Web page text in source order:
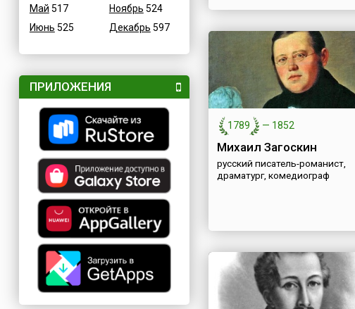
Май 517
Июнь 525
Ноябрь 524
Декабрь 597
ПРИЛОЖЕНИЯ
1789 — 1852
Михаил Загоскин
русский писатель-романист,
драматург, комедиограф